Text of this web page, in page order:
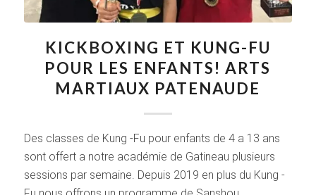
KICKBOXING ET KUNG-FU
POUR LES ENFANTS! ARTS
MARTIAUX PATENAUDE
Des classes de Kung -Fu pour enfants de 4 a 13 ans
sont offert a notre académie de Gatineau plusieurs
sessions par semaine. Depuis 2019 en plus du Kung -